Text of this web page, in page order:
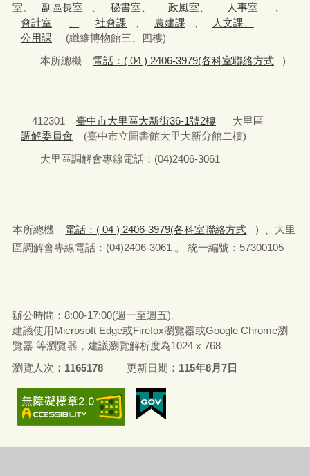
室、
副區長室 秘書室、 政風室、 人事室
會計室
社會課 農建課
人文課、
公用課
(纖維博物館三、四樓)
本所總機
電話：( 04 ) 2406-3979(各科室聯絡方式 )
412301 臺中市大里區大新街36-1號2樓
大里區
調解委員會
(臺中市立圖書館大里大新分館二樓)
大里區調解會專線電話：(04)2406-3061
本所總機 電話：( 04 ) 2406-3979(各科室聯絡方式
) 、大里
區調解會專線電話：(04)2406-3061 。 統一編號：57300105
辦公時間：8:00-17:00(週一至週五)。
建議使用Microsoft Edge或Firefox瀏覽器或Google Chrome瀏
覽器 等瀏覽器，建議瀏覽解析度為1024 x 768
瀏覽人次
1165178 更新日期 115年8月7日